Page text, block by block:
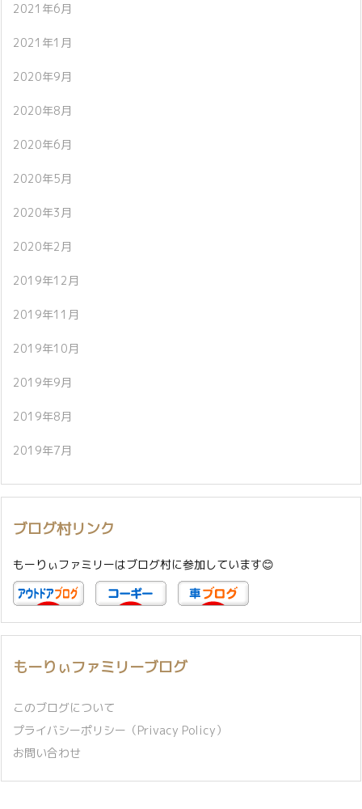
2021年6月
2021年1月
2020年9月
2020年8月
2020年6月
2020年5月
2020年3月
2020年2月
2019年12月
2019年11月
2019年10月
2019年9月
2019年8月
2019年7月
ブログ村リンク
もーりぃファミリーはブログ村に参加しています😊
もーりぃファミリーブログ
このブログについて
プライバシーポリシー（Privacy Policy）
お問い合わせ